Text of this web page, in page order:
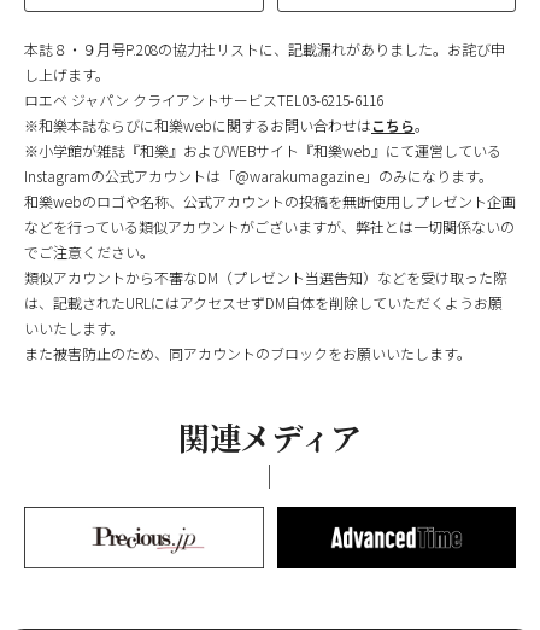
本誌８・９月号P.208の協力社リストに、記載漏れがありました。お詫び申
し上げます。
ロエベ ジャパン クライアントサービスTEL03-6215-6116
※和樂本誌ならびに和樂webに関するお問い合わせはこちら。
※小学館が雑誌『和樂』およびWEBサイト『和樂web』にて運営している
Instagramの公式アカウントは「@warakumagazine」のみになります。
和樂webのロゴや名称、公式アカウントの投稿を無断使用しプレゼント企画
などを行っている類似アカウントがございますが、弊社とは一切関係ないの
でご注意ください。
類似アカウントから不審なDM（プレゼント当選告知）などを受け取った際
は、記載されたURLにはアクセスせずDM自体を削除していただくようお願
いいたします。
また被害防止のため、同アカウントのブロックをお願いいたします。
関連メディア